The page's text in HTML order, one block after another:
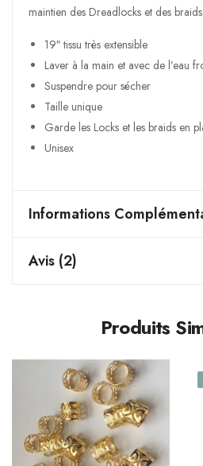
maintien des Dreadlocks et des braids.
19″ tissu très extensible
Laver à la main et avec de l’eau
Suspendre pour sécher
Taille unique
Garde les Locks et les braids en
Unisex
Informations
Avis (2)
Produits